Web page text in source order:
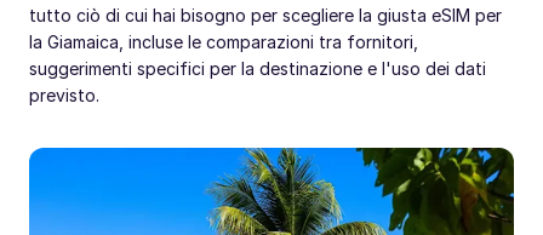
tutto ciò di cui hai bisogno per scegliere la giusta eSIM per
la Giamaica, incluse le comparazioni tra fornitori,
suggerimenti specifici per la destinazione e l'uso dei dati
previsto.